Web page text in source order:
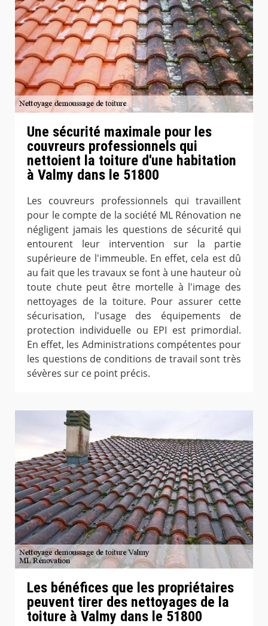
Une sécurité maximale pour les
couvreurs professionnels qui
nettoient la toiture d'une habitation
à Valmy dans le 51800
Les couvreurs professionnels qui travaillent
pour le compte de la société ML Rénovation ne
négligent jamais les questions de sécurité qui
entourent leur intervention sur la partie
supérieure de l'immeuble. En effet, cela est dû
au fait que les travaux se font à une hauteur où
toute chute peut être mortelle à l'image des
nettoyages de la toiture. Pour assurer cette
sécurisation, l'usage des équipements de
protection individuelle ou EPI est primordial.
En effet, les Administrations compétentes pour
les questions de conditions de travail sont très
sévères sur ce point précis.
Les bénéfices que les propriétaires
peuvent tirer des nettoyages de la
toiture à Valmy dans le 51800